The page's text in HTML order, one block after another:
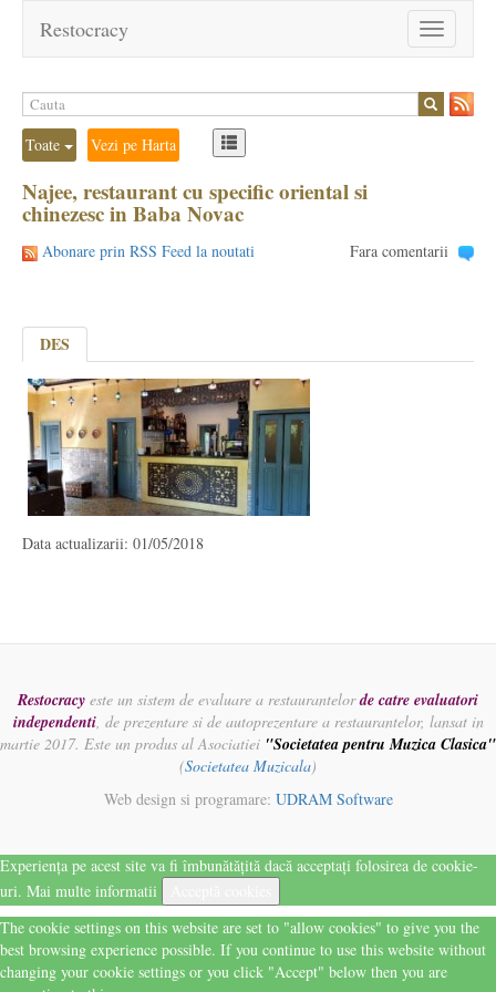
Toggle
navigation
Restocracy
Toate Vezi pe Harta
Najee, restaurant cu specific oriental si
chinezesc in Baba Novac
Abonare prin RSS Feed la noutati Fara comentarii
DES
Data actualizarii: 01/05/2018
Restocracy este un sistem de evaluare a restaurantelorde catre evaluatori
independenti, de prezentare si de autoprezentare a restaurantelor, lansat in
martie 2017. Este un produs al Asociatiei "Societatea pentru Muzica Clasica"
(Societatea Muzicala)
Web design si programare: UDRAM Software
Experiența pe acest site va fi îmbunătățită dacă acceptați folosirea de cookie-
uri. Mai multe informatii
The cookie settings on this website are set to "allow cookies" to give you the
best browsing experience possible. If you continue to use this website without
changing your cookie settings or you click "Accept" below then you are